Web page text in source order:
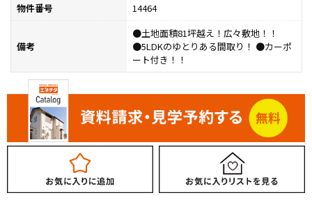
物件番号
14464
備考
●土地面積81坪越え！広々敷地！！
●5LDKのゆとりある間取り！ ●カーポ
ート付き！！